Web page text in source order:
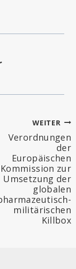
WEITER
Verordnungen
der
Europäischen
Kommission zur
Umsetzung der
globalen
militärischen
Killbox